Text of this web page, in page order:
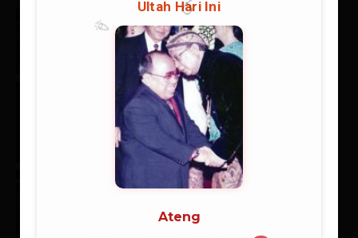
Kemenangan Eksistensial
Sepakbola
20/07/2026
Rangkuman Sintesis: Supranalar
Melangitkan Logika
Membumikan Iman
Supranalar 06/07/2026
Supranalar Melampaui Batas
Langit Logika
25/06/2026